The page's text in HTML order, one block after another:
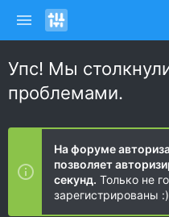
Упс! Мы
проблемами.
На форуме
позволяет
секунд. Только не
зарегистрированы :)